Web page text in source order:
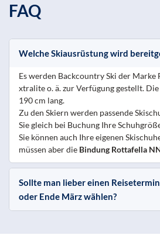
FAQ
Welche Skiausrüstung wird
Es werden Backcountry Ski der Marke
xtralite o. ä. zur Verfügung gestellt.
190 cm lang.
Zu den Skiern werden passende
Sie gleich bei Buchung Ihre
Sie können auch Ihre eigenen
müssen aber die Bindung Rottafella
Sollte man lieber einen
oder Ende März wählen?